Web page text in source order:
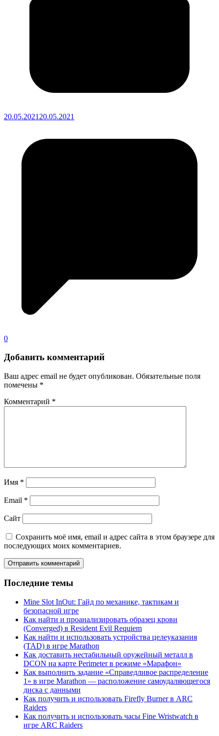
20.05.2021 20.05.2021
0
Добавить комментарий
Ваш адрес email не будет опубликован. Обязательные поля
помечены *
Комментарий *
Имя *
Email *
Сайт
Сохранить моё имя, email и адрес сайта в этом браузере для
последующих моих комментариев.
Последние темы
Mine Slot InOut: Гайд по механике, тактикам и
безопасной игре
Как найти и проанализировать образец крови
(Converged) в Resident Evil Requiem
Как найти и использовать устройства целеуказания
(TAD) в игре Marathon
Как доставить нестабильный оружейный металл в
DCON на карте Perimeter в режиме «Марафон»
Как выполнить задание «Справедливое распределение
1» в игре Marathon — расположение самоудаляющегося
диска с данными
Как получить и использовать Firefly Burner в ARC
Raiders
Как получить и использовать часы Fine Wristwatch в
игре ARC Raiders